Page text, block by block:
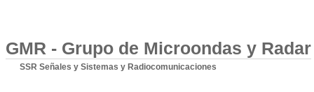
GMR - Grupo de Microondas y Radar
SSR Señales y Sistemas y Radiocomunicaciones